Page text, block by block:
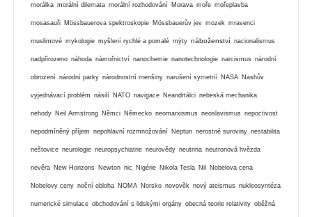
morálka morální dilemata morální rozhodování Morava moře mořeplavba
mosasauři Mössbauerova spektroskopie Mössbauerův jev mozek mravenci
muslimové mykologie myšlení rychlé a pomalé mýty náboženství nacionalismus
nadpřirozeno náhoda námořnictví nanochemie nanotechnologie narcismus národní
obrození národní parky národnostní menšiny narušení symetrií NASA Nashův
vyjednávací problém násilí NATO navigace Neandrtálci nebeská mechanika
nehody Neil Armstrong Němci Německo neomarxismus neoslavismus nepoctivost
nepodmíněný příjem nepohlavní rozmnožování Neptun nerostné suroviny nestabilita
neštovice neurologie neuropsychiatrie neurovědy neutrina neutronová hvězda
nevěra New Horizons Newton nic Nigérie Nikola Tesla Nil Nobelova cena
Nobelovy ceny noční obloha NOMA Norsko novověk nový ateismus nukleosyntéza
numerické simulace obchodování s lidskými orgány obecná teorie relativity oběžná